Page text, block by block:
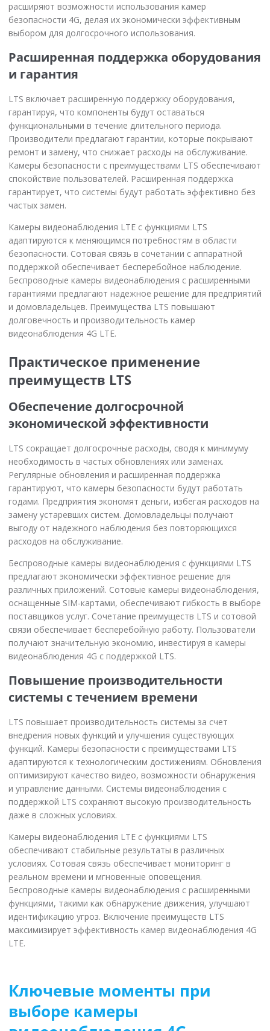
расширяют возможности использования камер
безопасности 4G, делая их экономически эффективным
выбором для долгосрочного использования.
Расширенная поддержка оборудования
и гарантия
LTS включает расширенную поддержку оборудования,
гарантируя, что компоненты будут оставаться
функциональными в течение длительного периода.
Производители предлагают гарантии, которые покрывают
ремонт и замену, что снижает расходы на обслуживание.
Камеры безопасности с преимуществами LTS обеспечивают
спокойствие пользователей. Расширенная поддержка
гарантирует, что системы будут работать эффективно без
частых замен.
Камеры видеонаблюдения LTE с функциями LTS
адаптируются к меняющимся потребностям в области
безопасности. Сотовая связь в сочетании с аппаратной
поддержкой обеспечивает бесперебойное наблюдение.
Беспроводные камеры видеонаблюдения с расширенными
гарантиями предлагают надежное решение для предприятий
и домовладельцев. Преимущества LTS повышают
долговечность и производительность камер
видеонаблюдения 4G LTE.
Практическое применение
преимуществ LTS
Обеспечение долгосрочной
экономической эффективности
LTS сокращает долгосрочные расходы, сводя к минимуму
необходимость в частых обновлениях или заменах.
Регулярные обновления и расширенная поддержка
гарантируют, что камеры безопасности будут работать
годами. Предприятия экономят деньги, избегая расходов на
замену устаревших систем. Домовладельцы получают
выгоду от надежного наблюдения без повторяющихся
расходов на обслуживание.
Беспроводные камеры видеонаблюдения с функциями LTS
предлагают экономически эффективное решение для
различных приложений. Сотовые камеры видеонаблюдения,
оснащенные SIM-картами, обеспечивают гибкость в выборе
поставщиков услуг. Сочетание преимуществ LTS и сотовой
связи обеспечивает бесперебойную работу. Пользователи
получают значительную экономию, инвестируя в камеры
видеонаблюдения 4G с поддержкой LTS.
Повышение производительности
системы с течением времени
LTS повышает производительность системы за счет
внедрения новых функций и улучшения существующих
функций. Камеры безопасности с преимуществами LTS
адаптируются к технологическим достижениям. Обновления
оптимизируют качество видео, возможности обнаружения
и управление данными. Системы видеонаблюдения с
поддержкой LTS сохраняют высокую производительность
даже в сложных условиях.
Камеры видеонаблюдения LTE с функциями LTS
обеспечивают стабильные результаты в различных
условиях. Сотовая связь обеспечивает мониторинг в
реальном времени и мгновенные оповещения.
Беспроводные камеры видеонаблюдения с расширенными
функциями, такими как обнаружение движения, улучшают
идентификацию угроз. Включение преимуществ LTS
максимизирует эффективность камер видеонаблюдения 4G
LTE.
Ключевые моменты при
выборе камеры